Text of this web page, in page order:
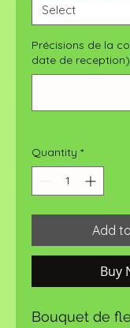
Précisions de la
date de
Quantity *
Add
Buy
Bouquet de